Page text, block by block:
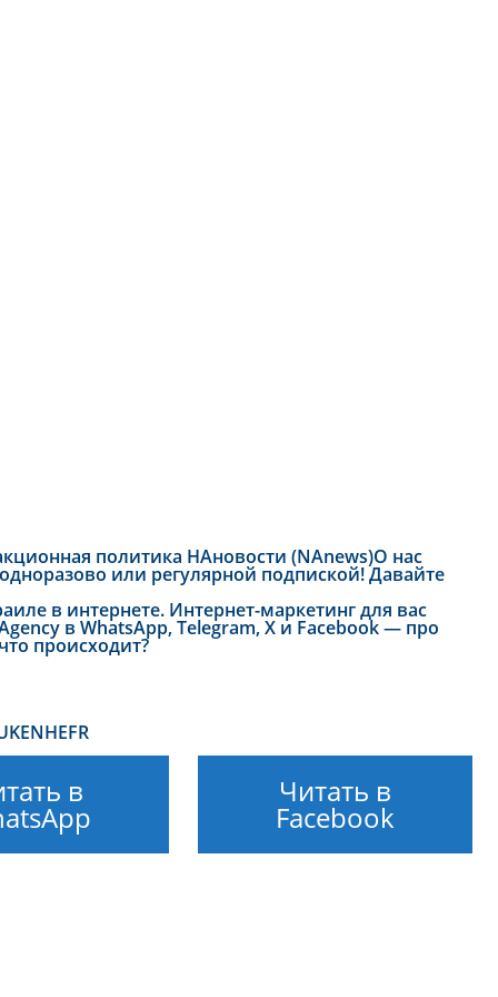
политика НАновости (NAnews)О нас
или регулярной подпиской! Давайте
в интернете. Интернет-маркетинг для вас
в WhatsApp, Telegram, X и Facebook — про
происходит?
ENHEFR
в Читать в
Facebook